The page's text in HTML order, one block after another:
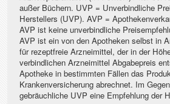
außer Büchern. UVP = Unverbindliche
Herstellers (UVP). AVP =
AVP ist keine unverbindliche
AVP ist ein von den Apotheken selbst in
für rezeptfreie Arzneimittel, der in der
verbindlichen Arzneimittel Abgabepreis
Apotheke in bestimmten Fällen das
Krankenversicherung abrechnet. Im
gebräuchliche UVP eine Empfehlung der